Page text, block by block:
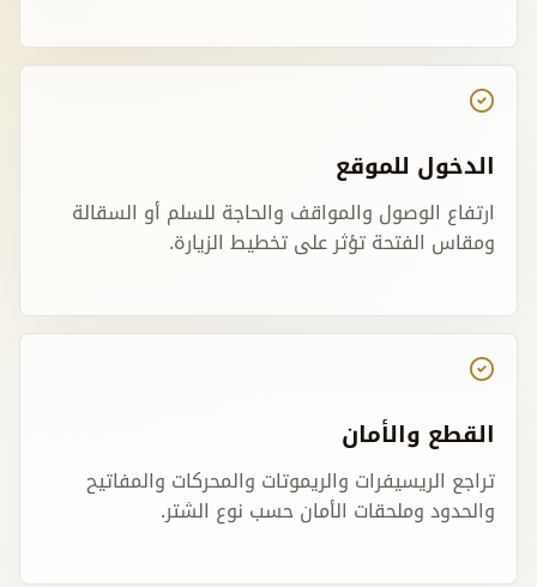
الدخول للموقع
ارتفاع الوصول والمواقف والحاجة للسلم أو السقالة
ومقاس الفتحة تؤثر على تخطيط الزيارة.
القطع والأمان
تراجع الريسيفرات والريموتات والمحركات والمفاتيح
والحدود وملحقات الأمان حسب نوع الشتر.